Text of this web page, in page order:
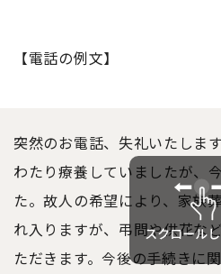
【電話の例文】
突然のお電話、失礼いた しま
わたり療養していましたが、
た。故人の希望により、家族
れ入りますが、弔問や供花な
ただきます。今後の手続きに